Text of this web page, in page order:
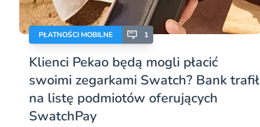
PŁATNOŚCI MOBILNE 1
Klienci Pekao będą mogli płacić
swoimi zegarkami Swatch? Bank trafił
na listę podmiotów oferujących
SwatchPay